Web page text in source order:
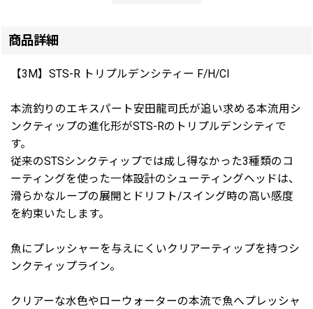
商品詳細
【3M】STS-R トリプルデンシティー F/H/CI
本流釣りのエキスパート安田龍司氏が追い求める本流用シ
ンクティップの進化形がSTS-Rのトリプルデンシティで
す。
従来のSTSシンクティップでは成し得なかった3種類のコ
ーティングを使った一体設計のシューティングヘッドは、
滑らかなループの展開とドリフト/スイング時の高い感度
を約束いたします。
魚にプレッシャーを与えにくいクリアーティップを持つシ
ンクティップライン。
クリアーな水色やローウォーターの本流で魚へプレッシャ